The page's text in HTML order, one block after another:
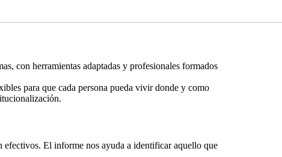
con herramientas adaptadas y profesionales formados
para que cada persona pueda vivir donde y como
efectivos. El informe nos ayuda a identificar aquello que